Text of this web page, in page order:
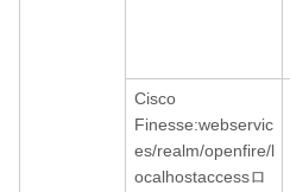
Cisco
Finesse:webservic
es/realm/openfire/l
ocalhostaccessロ